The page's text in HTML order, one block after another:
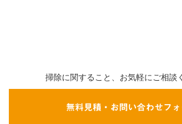
掃除に関すること、お気軽にご相談
無料見積・お問い合わせフ